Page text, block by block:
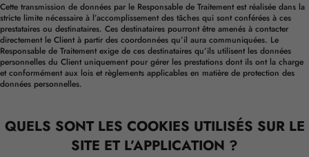
Cette transmission de données par le Responsable de Traitement est réalisée dans la
stricte limite nécessaire à l’accomplissement des tâches qui sont conférées à ces
prestataires ou destinataires. Ces destinataires pourront être amenés à contacter
directement le Client à partir des coordonnées qu’il aura communiquées. Le
Responsable de Traitement exige de ces destinataires qu’ils utilisent les données
personnelles du Client uniquement pour gérer les prestations dont ils ont la charge
et conformément aux lois et règlements applicables en matière de protection des
données personnelles.
QUELS SONT LES COOKIES UTILISÉS SUR LE
SITE ET L’APPLICATION ?